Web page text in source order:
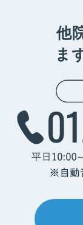
他
ま